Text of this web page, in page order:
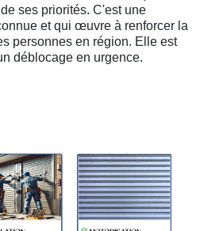
ses priorités. C'est une
et qui œuvre à renforcer la
personnes en région. Elle est
déblocage en urgence.